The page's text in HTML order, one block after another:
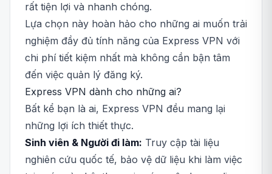
rất tiện lợi và nhanh chóng.
Lựa chọn này hoàn hảo cho những ai muốn trải
nghiệm đầy đủ tính năng của Express VPN với
chi phí tiết kiệm nhất mà không cần bận tâm
đến việc quản lý đăng ký.
Express VPN dành cho những ai?
Bất kể bạn là ai, Express VPN đều mang lại
những lợi ích thiết thực.
Sinh viên & Người đi làm: Truy cập tài liệu
nghiên cứu quốc tế, bảo vệ dữ liệu khi làm việc